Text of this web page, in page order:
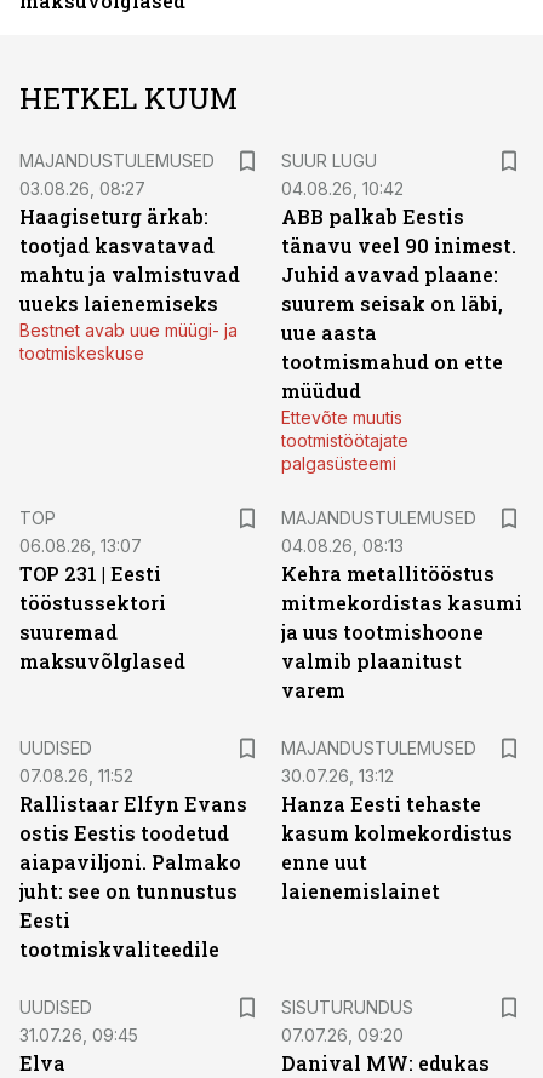
HETKEL KUUM
MAJANDUSTULEMUSED
03.08.26, 08:27
Haagiseturg ärkab:
tootjad kasvatavad
mahtu ja valmistuvad
uueks laienemiseks
Bestnet avab uue müügi- ja
tootmiskeskuse
SUUR LUGU
04.08.26, 10:42
ABB palkab Eestis
tänavu veel 90 inimest.
Juhid avavad plaane:
suurem seisak on läbi,
uue aasta
tootmismahud on ette
müüdud
Ettevõte muutis
tootmistöötajate
palgasüsteemi
TOP
06.08.26, 13:07
TOP 231 | Eesti
tööstussektori
suuremad
maksuvõlglased
MAJANDUSTULEMUSED
04.08.26, 08:13
Kehra metallitööstus
mitmekordistas kasumi
ja uus tootmishoone
valmib plaanitust
varem
UUDISED
07.08.26, 11:52
Rallistaar Elfyn Evans
ostis Eestis toodetud
aiapaviljoni. Palmako
juht: see on tunnustus
Eesti
tootmiskvaliteedile
MAJANDUSTULEMUSED
30.07.26, 13:12
Hanza Eesti tehaste
kasum kolmekordistus
enne uut
laienemislainet
UUDISED
31.07.26, 09:45
Elva
SISUTURUNDUS
07.07.26, 09:20
Danival MW: edukas